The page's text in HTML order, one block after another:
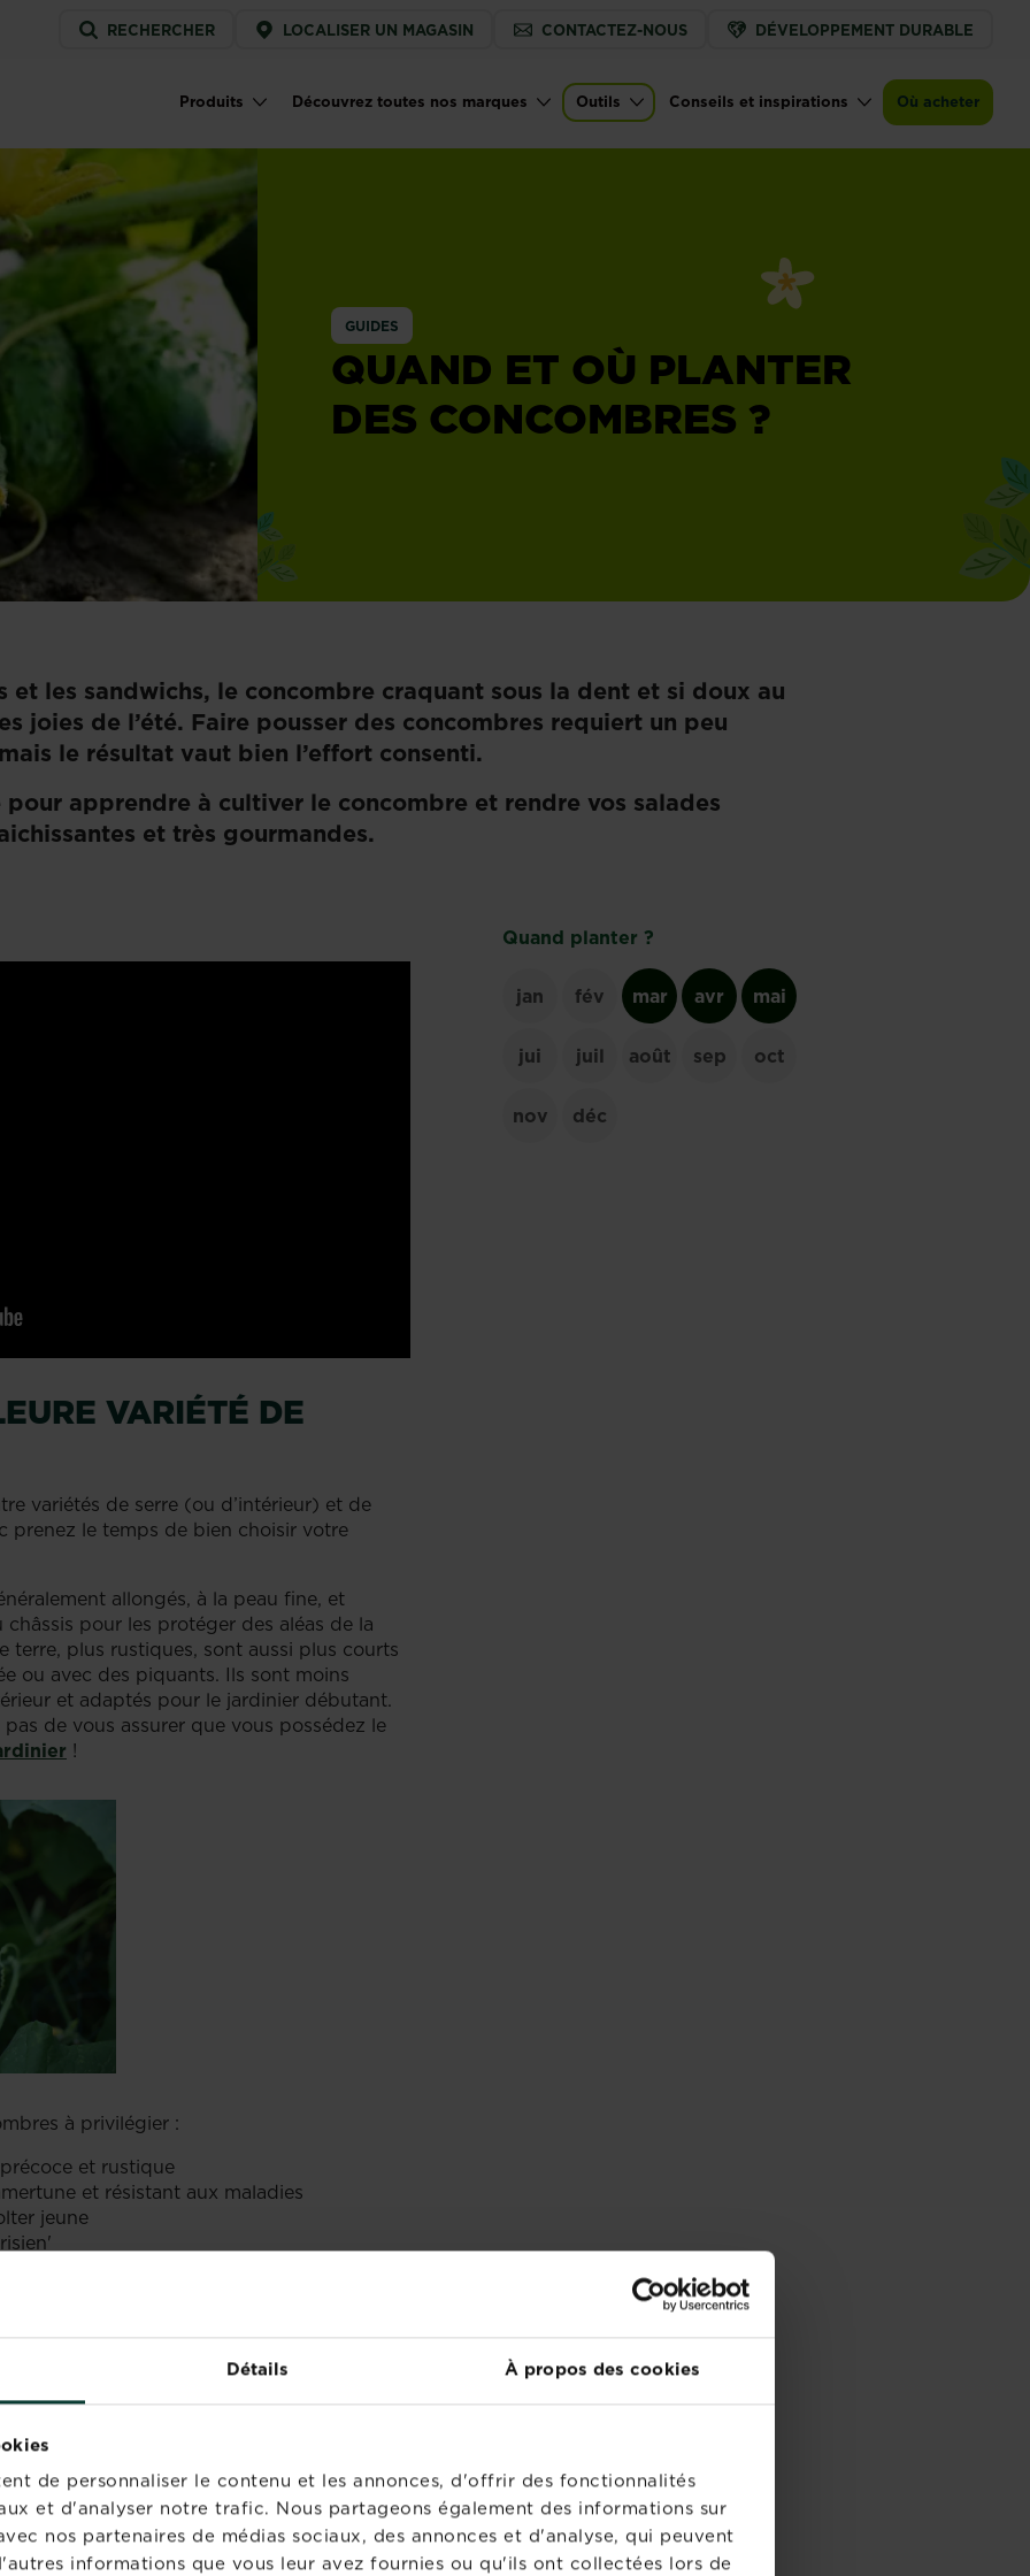
Détails À propos des cookies
de personnaliser le contenu et les annonces, d'offrir des fonctionnalités
et d'analyser notre trafic. Nous partageons également des informations sur
nos partenaires de médias sociaux, des annonces et d'analyse, qui peuvent
informations que vous leur avez fournies ou qu'ils ont collectées lors de
Service
menu
RECHERCHER LOCALISER UN MAGASIN CONTACTEZ-NOUS DÉVELOPPEMENT DURABLE
Main navigation
Produits Découvrez toutes nos marques Outils Conseils et inspirations Où acheter
GUIDES
QUAND ET OÙ PLANTER
DES CONCOMBRES ?
et les sandwichs, le concombre craquant sous la dent et si doux au
joies de l’été. Faire pousser des concombres requiert un peu
le résultat vaut bien l’effort consenti.
apprendre à cultiver le concombre et rendre vos salades
et très gourmandes.
VARIÉTÉ DE
variétés de serre (ou d’intérieur) et de
prenez le temps de bien choisir votre
allongés, à la peau fine, et
pour les protéger des aléas de la
terre, plus rustiques, sont aussi plus courts
ou avec des piquants. Ils sont moins
et adaptés pour le jardinier débutant.
de vous assurer que vous possédez le
!
à privilégier :
et rustique
et résistant aux maladies
jeune
SAVOIR AVANT DE
POUSSER VOS
de ceci :
de diamètre
Quand planter ?
jan fév mar avr mai
jui juil août sep oct
nov déc